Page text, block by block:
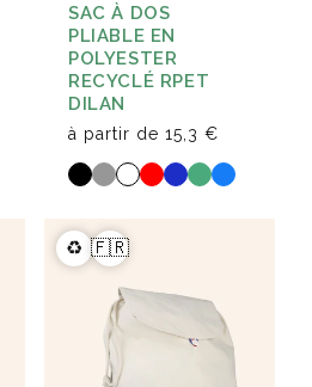
SAC À DOS
PLIABLE EN
POLYESTER
RECYCLÉ RPET
DILAN
à partir de 15,3 €
♻️ 🇫🇷